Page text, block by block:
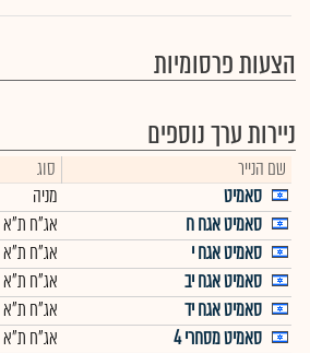
הצעות פרסומיות
ניירות ערך נוספים
שם הנייר סוג
סאמיט
מניה
סאמיט אגח ח
אג"ח ת"א
סאמיט אגח י
אג"ח ת"א
סאמיט אגח יב
אג"ח ת"א
סאמיט אגח יד
אג"ח ת"א
סאמיט מסחרי 4
אג"ח ת"א